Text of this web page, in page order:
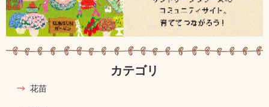
カテゴリ
花苗